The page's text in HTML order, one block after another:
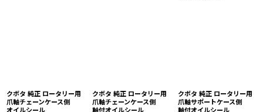
クボタ 純正 ロータリー用
爪軸チェーンケース側
オイルシール
クボタ 純正 ロータリー用
爪軸チェーンケース側
軸付オイルシール
クボタ 純正 ロータリー用
爪軸サポートケース側
軸付オイルシール